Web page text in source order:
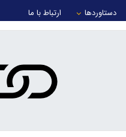
دستاوردها ارتباط با ما